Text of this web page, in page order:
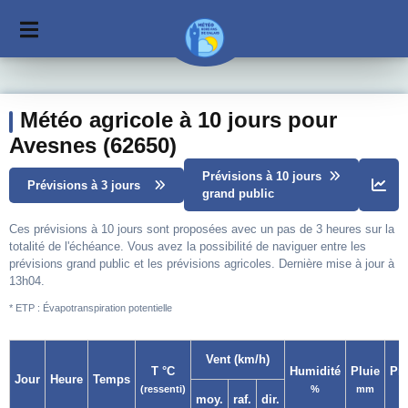
Météo agricole à 10 jours pour
Avesnes (62650)
Prévisions à 3 jours
Prévisions à 10 jours
grand public
Ces prévisions à 10 jours sont proposées avec un pas de 3 heures sur la
totalité de l'échéance. Vous avez la possibilité de naviguer entre les
prévisions grand public et les prévisions agricoles. Dernière mise à jour à
13h04.
* ETP : Évapotranspiration potentielle
Jour Heure Temps
T °C
(ressenti)
Vent (km/h)
Humidité
%
Pluie
mm
moy. raf. dir.